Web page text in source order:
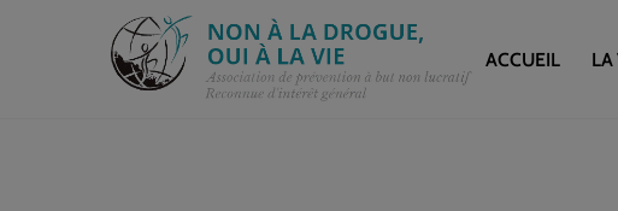
ACCUEIL LA